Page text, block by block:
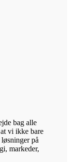
bag alle
vi ikke bare
på
markeder,